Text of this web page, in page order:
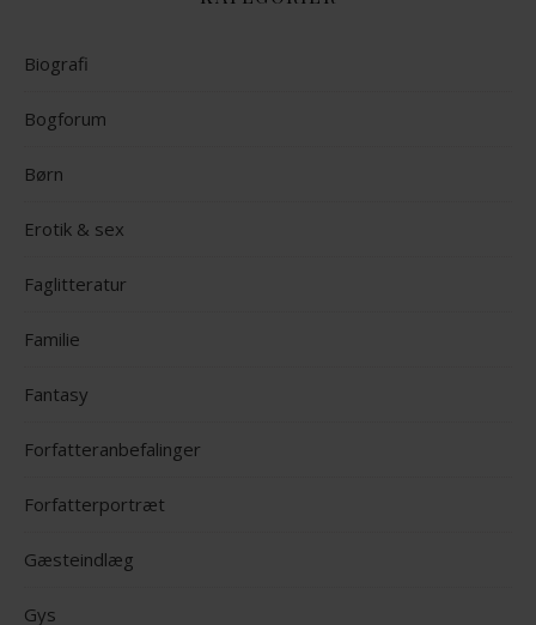
Biografi
Bogforum
Børn
Erotik & sex
Faglitteratur
Familie
Fantasy
Forfatteranbefalinger
Forfatterportræt
Gæsteindlæg
Gys